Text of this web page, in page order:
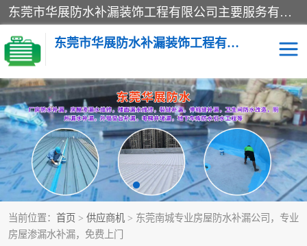
东莞市华展防水补漏装饰工程有限公司主要服务有：东莞防水补漏，东莞厂房防水补漏，东莞房屋渗漏水维修，楼面漏水维修，裂缝补漏，伸缩缝补漏，卫生间防水改造，厕所漏水补漏，外墙窗台补漏，电梯井堵漏，地下车库防水引水工程等
东莞市华展防水补漏装饰工程有限公司
当前位置： 首页 > 供应商机 > 东莞南城专业房屋防水补漏公司，专业
房屋渗漏水补漏，免费上门
楼面防水补漏 外墙防水补漏
阳台卫生间防水补漏 地下室防水补漏
金属房搭建及补漏